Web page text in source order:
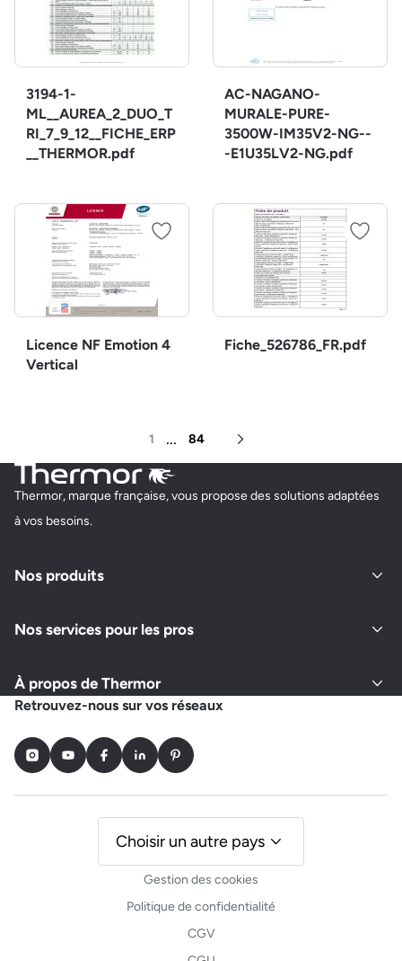
3194-1-
ML__AUREA_2_DUO_T
RI_7_9_12__FICHE_ERP
__THERMOR.pdf
AC-NAGANO-
MURALE-PURE-
3500W-IM35V2-NG--
-E1U35LV2-NG.pdf
Licence NF Emotion 4
Vertical
Fiche_526786_FR.pdf
1 ... 84
Page suivante
Thermor, marque française, vous propose des solutions adaptées
à vos besoins.
Nos produits
Nos services pour les pros
À propos de Thermor
Retrouvez-nous sur vos réseaux
InstagramYoutubeFacebookLinkedInPinterest
Gestion des cookies
Politique de confidentialité
CGV
Choisir un autre pays